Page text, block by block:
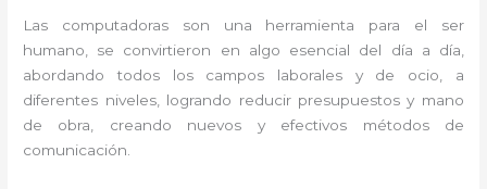
Las computadoras son una herramienta para el ser
humano, se convirtieron en algo esencial del día a día,
abordando todos los campos laborales y de ocio, a
diferentes niveles, logrando reducir presupuestos y mano
de obra, creando nuevos y efectivos métodos de
comunicación.